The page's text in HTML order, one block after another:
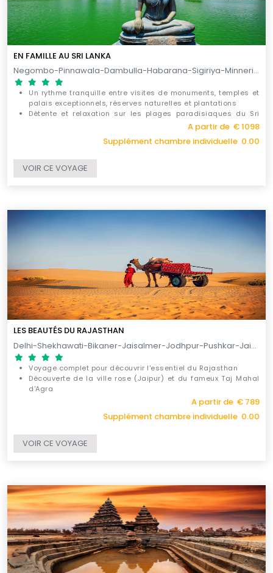
EN FAMILLE AU SRI LANKA
Negombo-Pinnawala-Dambulla-Habarana-Sigiriya-Minneriya-Matale-Kandy-Kitulgala-Nuwara Eliya-Ella-Yala-Galle-Hikkaduwa-Balapitiya-Kosgoda-Colombo / 12 JOURS
Un rythme tranquille entre visites de monuments, temples et
palais exceptionnels, réserves naturelles et plantations
Détente et relaxation sur les plages paradisiaques du Sri
Un large choix d'activités de tous genres individuelles ou en
A partir de € 1098
Supplément chambre individuelle 0.00
VOIR CE VOYAGE
LES BEAUTÉS DU RAJASTHAN
Delhi-Shekhawati-Bikaner-Jaisalmer-Jodhpur-Pushkar-Jaipur-Kalakho-Agra-Delhi / 11 JOURS
Voyage complet pour découvrir l'essentiel du Rajasthan
Découverte de la ville rose (Jaipur) et du fameux Taj Mahal
d'Agra
Exploration du Temple des rats de Karni MataA partir de € 789
Supplément chambre individuelle 0.00
VOIR CE VOYAGE